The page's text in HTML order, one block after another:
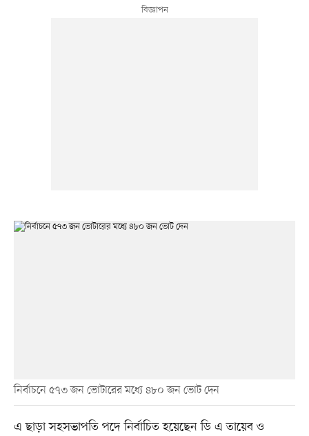
নির্বাচনে ৫৭৩ জন ভোটারের মধ্যে ৪৮০ জন ভোট দেন
এ ছাড়া সহসভাপতি পদে নির্বাচিত হয়েছেন ডি এ তায়েব ও